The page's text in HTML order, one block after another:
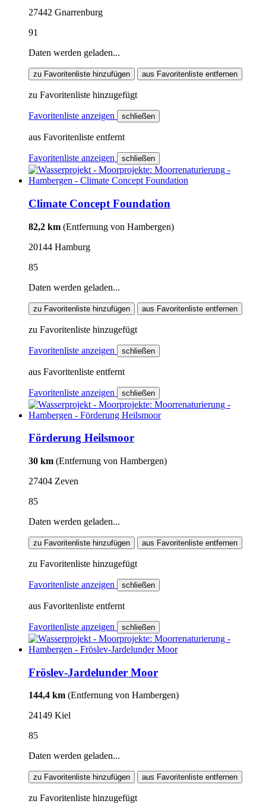
27442 Gnarrenburg
91
Daten werden geladen...
zu Favoritenliste hinzufügen aus Favoritenliste entfernen
zu Favoritenliste hinzugefügt
Favoritenliste anzeigen schließen
aus Favoritenliste entfernt
Favoritenliste anzeigen schließen
Climate Concept Foundation
82,2 km (Entfernung von Hambergen)
20144 Hamburg
85
Daten werden geladen...
zu Favoritenliste hinzufügen aus Favoritenliste entfernen
zu Favoritenliste hinzugefügt
Favoritenliste anzeigen schließen
aus Favoritenliste entfernt
Favoritenliste anzeigen schließen
Förderung Heilsmoor
30 km (Entfernung von Hambergen)
27404 Zeven
85
Daten werden geladen...
zu Favoritenliste hinzufügen aus Favoritenliste entfernen
zu Favoritenliste hinzugefügt
Favoritenliste anzeigen schließen
aus Favoritenliste entfernt
Favoritenliste anzeigen schließen
Fröslev-Jardelunder Moor
144,4 km (Entfernung von Hambergen)
24149 Kiel
85
Daten werden geladen...
zu Favoritenliste hinzufügen aus Favoritenliste entfernen
zu Favoritenliste hinzugefügt